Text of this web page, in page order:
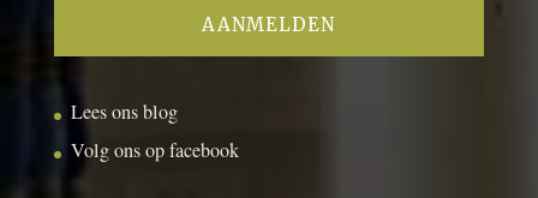
Lees ons blog
Volg ons op facebook